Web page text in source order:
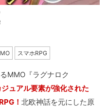
スマホRPG
MMO『ラグナロク
ジュアル要素が強化された
！ 北欧神話を元にした原